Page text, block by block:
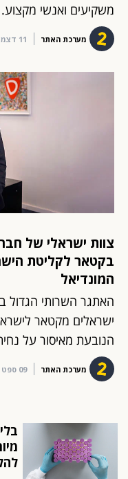
משקיעים ואנשי מקצוע.
מערכת האתר 11 דצמ 2025
צוות ישראלי של
בקטאר לקליטת
המונדיאל
האתגר השרותי הגדול
ישראלים מקטאר
הנובעת מאיסור על
מערכת האתר 09 ספט 2022